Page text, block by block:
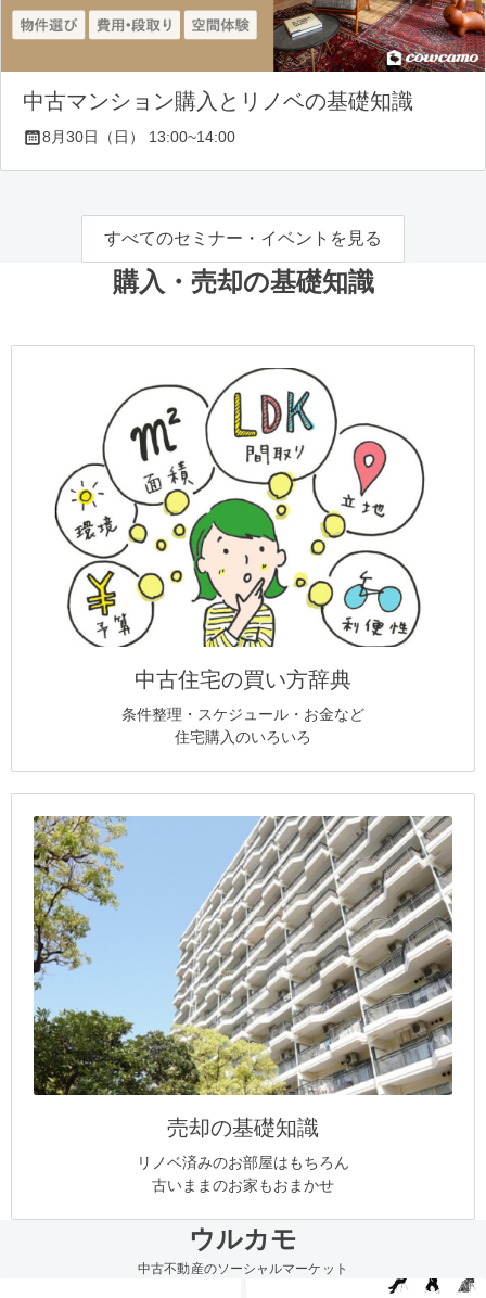
中古マンション購入とリノベの基礎知識
8月30日（日） 13:00~14:00
すべてのセミナー・イベントを見る
購入・売却の基礎知識
中古住宅の買い方辞典
条件整理・スケジュール・お金など
住宅購入のいろいろ
売却の基礎知識
リノベ済みのお部屋はもちろん
古いままのお家もおまかせ
ウルカモ
中古不動産のソーシャルマーケット